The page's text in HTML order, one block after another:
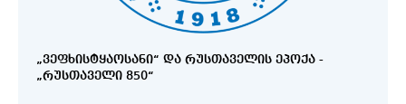
„ᲕᲔᲤᲮᲘᲡᲢᲧᲐᲝᲡᲐᲜᲘ“ ᲓᲐ ᲠᲣᲡᲗᲐᲕᲔᲚᲘᲡ ᲔᲞᲝᲥᲐ -
„ᲠᲣᲡᲗᲐᲕᲔᲚᲘ 850“